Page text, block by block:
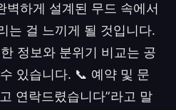
벽하게 설계된 무드 속에서
는 걸 느끼게 될 것입니다.
정보와 분위기 비교는 공
있습니다. 📞 예약 및 문
연락드렸습니다”라고 말